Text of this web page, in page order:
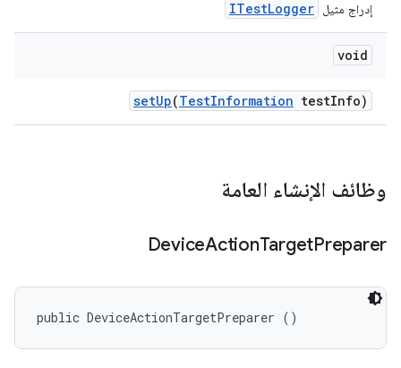
إدراج مثيل ITestLogger
void
setUp(TestInformation testInfo)
وظائف الإنشاء العامة
DeviceActionTargetPreparer
public DeviceActionTargetPreparer ()